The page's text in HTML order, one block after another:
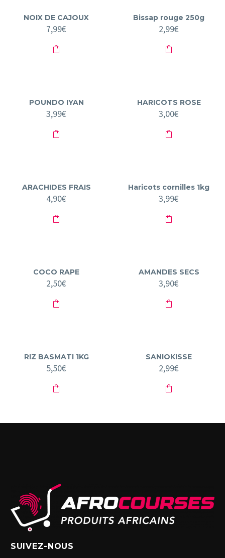
NOIX DE CAJOUX
7,99€
Bissap rouge 250g
2,99€
POUNDO IYAN
3,99€
HARICOTS ROSE
3,00€
ARACHIDES FRAIS
4,90€
Haricots cornilles 1kg
3,99€
COCO RAPE
2,50€
AMANDES SECS
3,90€
RIZ BASMATI 1KG
5,50€
SANIOKISSE
2,99€
SUIVEZ-NOUS